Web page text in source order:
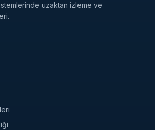
uzaktan izleme ve